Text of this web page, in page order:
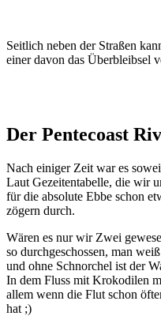
Seitlich neben der Straßen
einer davon das Überbleibsel
Der Pentecoast
Nach einiger Zeit war es
Laut Gezeitentabelle, die wir
für die absolute Ebbe schon
zögern durch.
Wären es nur wir Zwei
so durchgeschossen, man
und ohne Schnorchel ist der
In dem Fluss mit Krokodilen
allem wenn die Flut schon
hat ;)